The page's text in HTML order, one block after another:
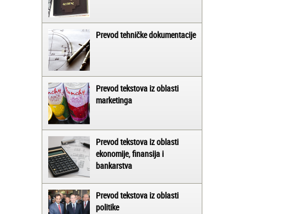
Prevod tehničke dokumentacije
Prevod tekstova iz oblasti
marketinga
Prevod tekstova iz oblasti
ekonomije, finansija i
bankarstva
Prevod tekstova iz oblasti
politike